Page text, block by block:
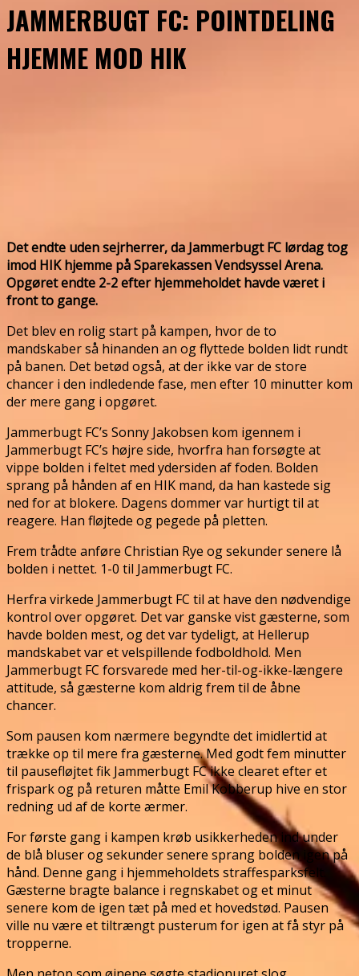
JAMMERBUGT FC: POINTDELING
HJEMME MOD HIK
Det endte uden sejrherrer, da Jammerbugt FC lørdag tog
imod HIK hjemme på Sparekassen Vendsyssel Arena.
Opgøret endte 2-2 efter hjemmeholdet havde været i
front to gange.
Det blev en rolig start på kampen, hvor de to
mandskaber så hinanden an og flyttede bolden lidt rundt
på banen. Det betød også, at der ikke var de store
chancer i den indledende fase, men efter 10 minutter kom
der mere gang i opgøret.
Jammerbugt FC’s Sonny Jakobsen kom igennem i
Jammerbugt FC’s højre side, hvorfra han forsøgte at
vippe bolden i feltet med ydersiden af foden. Bolden
sprang på hånden af en HIK mand, da han kastede sig
ned for at blokere. Dagens dommer var hurtigt til at
reagere. Han fløjtede og pegede på pletten.
Frem trådte anføre Christian Rye og sekunder senere lå
bolden i nettet. 1-0 til Jammerbugt FC.
Herfra virkede Jammerbugt FC til at have den nødvendige
kontrol over opgøret. Det var ganske vist gæsterne, som
havde bolden mest, og det var tydeligt, at Hellerup
mandskabet var et velspillende fodboldhold. Men
Jammerbugt FC forsvarede med her-til-og-ikke-længere
attitude, så gæsterne kom aldrig frem til de åbne
chancer.
Som pausen kom nærmere begyndte det imidlertid at
trække op til mere fra gæsterne. Med godt fem minutter
til pausefløjtet fik Jammerbugt FC ikke clearet efter et
frispark og på returen måtte Emil Kobberup hive en stor
redning ud af de korte ærmer.
For første gang i kampen krøb usikkerheden ind under
de blå bluser og sekunder senere sprang bolden igen på
hånd. Denne gang i hjemmeholdets straffesparksfelt.
Gæsterne bragte balance i regnskabet og et minut
senere kom de igen tæt på med et hovedstød. Pausen
ville nu være et tiltrængt pusterum for igen at få styr på
tropperne.